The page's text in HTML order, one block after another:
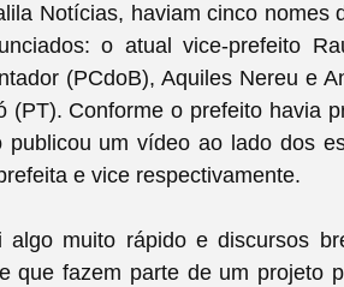
Notícias, haviam cinco nomes
o atual vice-prefeito
(PCdoB), Aquiles Nereu e
(PT). Conforme o prefeito havia
publicou um vídeo ao lado dos
e vice respectivamente.
algo muito rápido e discursos
que fazem parte de um projeto